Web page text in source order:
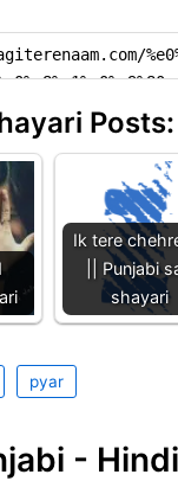
Posts:
Ik tere
|| Punjabi
shayari
pyar
-